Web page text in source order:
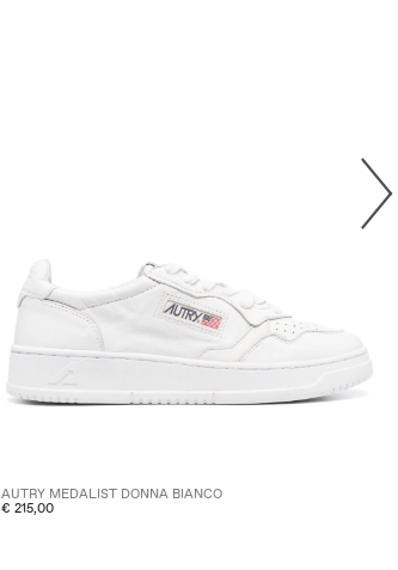
AUTRY MEDALIST DONNA BIANCO
€ 215,00